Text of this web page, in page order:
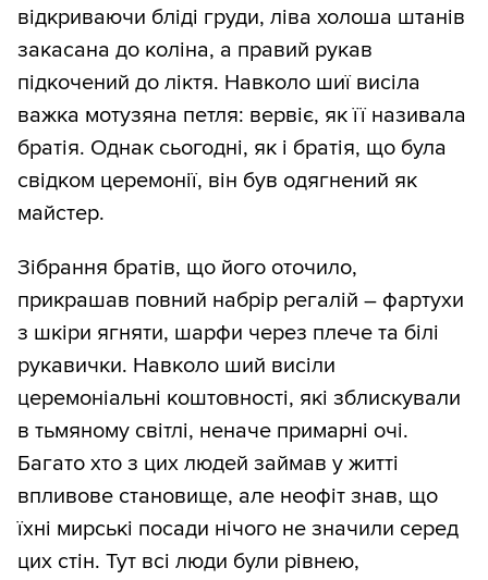
відкриваючи бліді груди, ліва холоша штанів
закасана до коліна, а правий рукав
підкочений до ліктя. Навколо шиї висіла
важка мотузяна петля: вервіє, як її називала
братія. Однак сьогодні, як і братія, що була
свідком церемонії, він був одягнений як
майстер.
Зібрання братів, що його оточило,
прикрашав повний набрір регалій – фартухи
з шкіри ягняти, шарфи через плече та білі
рукавички. Навколо ший висіли
церемоніальні коштовності, які зблискували
в тьмяному світлі, неначе примарні очі.
Багато хто з цих людей займав у житті
впливове становище, але неофіт знав, що
їхні мирські посади нічого не значили серед
цих стін. Тут всі люди були рівнею,